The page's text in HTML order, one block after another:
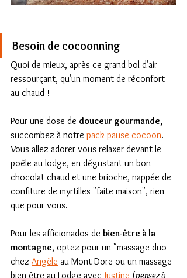
Besoin de cocoonning
Quoi de mieux, après ce grand bol d'air
ressourçant, qu'un moment de réconfort
au chaud !
Pour une dose de douceur gourmande,
succombez à notre pack pause cocoon.
Vous allez adorer vous relaxer devant le
poêle au lodge, en dégustant un bon
chocolat chaud et une brioche, nappée de
confiture de myrtilles "faite maison", rien
que pour vous.
Pour les afficionados de bien-être à la
montagne, optez pour un "massage duo
chez Angèle au Mont-Dore ou un massage
bien-être au Lodge avec Justine (pensez à